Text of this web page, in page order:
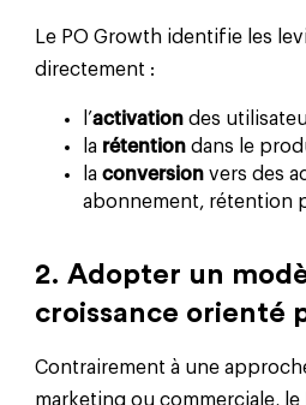
Le PO Growth identifie les
directement :
l’activationdes
la rétentiondans le
la conversionvers des
abonnement, rétention
2. Adopter un
croissance orienté
Contrairement à une
marketing ou commerciale,